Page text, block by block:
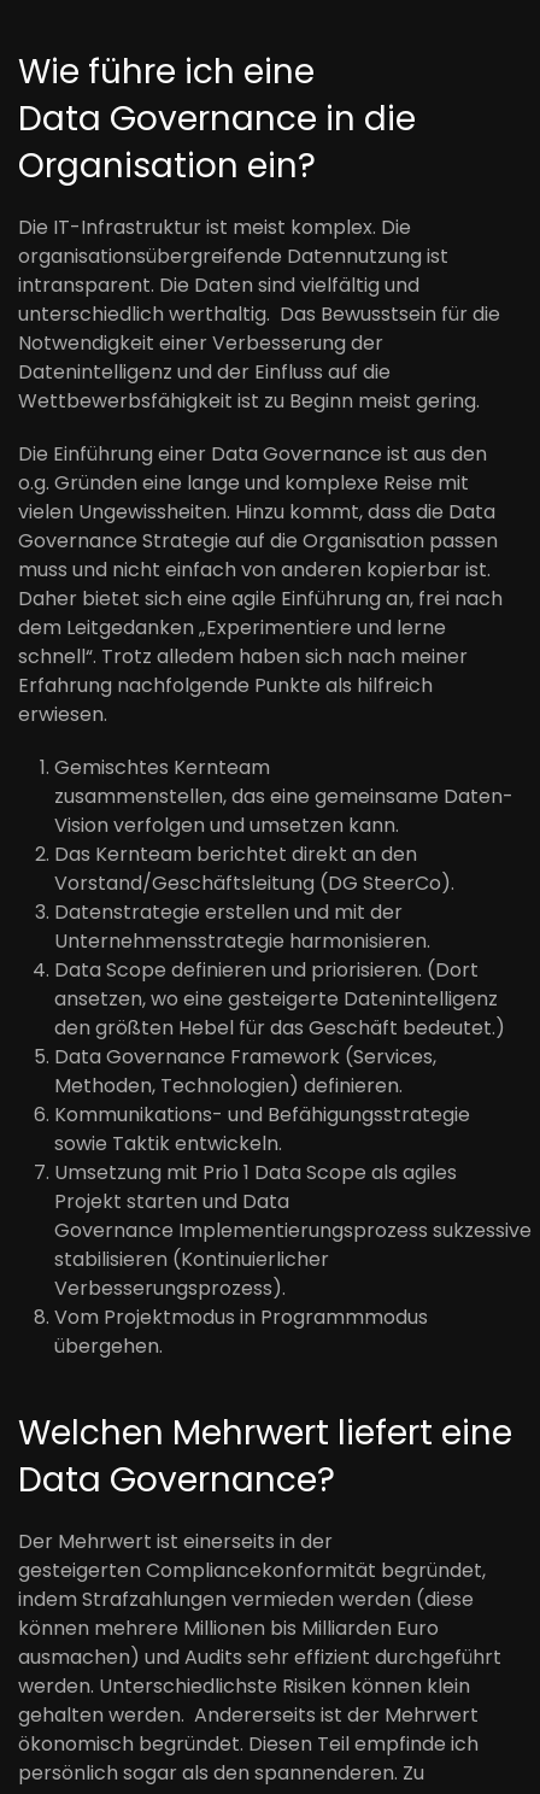
Wie führe ich eine
Data Governance in die
Organisation ein?
Die IT-Infrastruktur ist meist komplex. Die
organisationsübergreifende Datennutzung ist
intransparent. Die Daten sind vielfältig und
unterschiedlich werthaltig. Das Bewusstsein für die
Notwendigkeit einer Verbesserung der
Datenintelligenz und der Einfluss auf die
Wettbewerbsfähigkeit ist zu Beginn meist gering.
Die Einführung einer Data Governance ist aus den
o.g. Gründen eine lange und komplexe Reise mit
vielen Ungewissheiten. Hinzu kommt, dass die Data
Governance Strategie auf die Organisation passen
muss und nicht einfach von anderen kopierbar ist.
Daher bietet sich eine agile Einführung an, frei nach
dem Leitgedanken „Experimentiere und lerne
schnell“. Trotz alledem haben sich nach meiner
Erfahrung nachfolgende Punkte als hilfreich
erwiesen.
Gemischtes Kernteam
zusammenstellen,das eine gemeinsame Daten-
Vision verfolgen und umsetzen kann.
Das Kernteam berichtet direkt an den
Vorstand/Geschäftsleitung (DG SteerCo).
Datenstrategie erstellen und mit der
Unternehmensstrategie harmonisieren.
Data Scope definieren und priorisieren. (Dort
ansetzen, wo eine gesteigerte Datenintelligenz
den größten Hebel für das Geschäft bedeutet.)
Data Governance Framework (Services,
Methoden, Technologien) definieren.
Kommunikations- und Befähigungsstrategie
sowie Taktik entwickeln.
Umsetzung mit Prio 1 Data Scope als agiles
Projekt starten und Data
Governance Implementierungsprozess sukzessive
stabilisieren (Kontinuierlicher
Verbesserungsprozess).
Vom Projektmodus in Programmmodus
übergehen.
Welchen Mehrwert liefert eine
Data Governance?
Der Mehrwert ist einerseits in der
gesteigerten Compliancekonformität begründet,
indem Strafzahlungen vermieden werden (diese
können mehrere Millionen bis Milliarden Euro
ausmachen) und Audits sehr effizient durchgeführt
werden. Unterschiedlichste Risiken können klein
gehalten werden. Andererseits ist der Mehrwert
ökonomisch begründet. Diesen Teil empfinde ich
persönlich sogar als den spannenderen. Zu